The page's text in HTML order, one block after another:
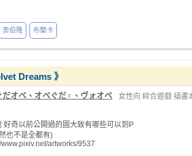
奧伯隆 布蘭卡
Dreams 》
だオベ、オベぐだ♀、ヴォオベ 女性向 綜合遊戲 插畫
好奇以前公開過的圖大致有哪些可以到P
也不是全都有)
www.pixiv.net/artworks/9537